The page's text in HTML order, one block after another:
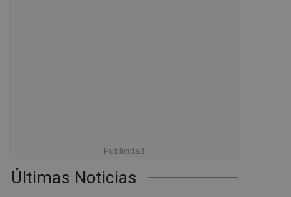
Últimas Noticias